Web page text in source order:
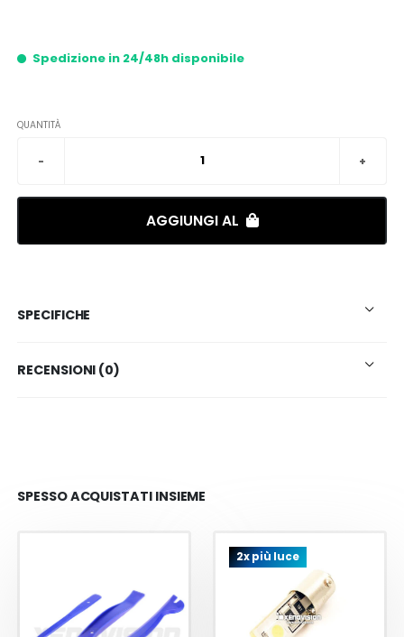
Spedizione in 24/48h disponibile
QUANTITÀ
AGGIUNGI AL
SPECIFICHE
RECENSIONI (0)
SPESSO ACQUISTATI INSIEME
2x più luce